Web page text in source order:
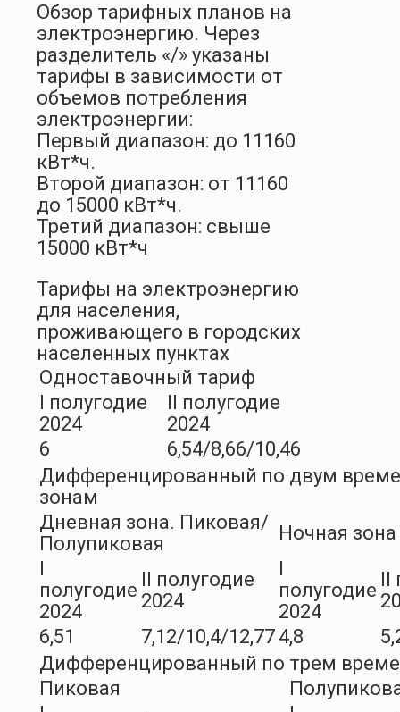
Обзор тарифных планов на
электроэнергию. Через
разделитель «/» указаны
тарифы в зависимости от
объемов потребления
электроэнергии:
Первый диапазон: до 11160
кВт*ч.
Второй диапазон: от 11160
до 15000 кВт*ч.
Третий диапазон: свыше
15000 кВт*ч
Тарифы на электроэнергию
для населения,
проживающего в городских
населенных пунктах
Одноставочный тариф
I полугодие
2024
II полугодие
2024
6
6,54/8,66/10,46
Дифференцированный по двум
зонам
Дневная зона. Пиковая/
Полупиковая
Ночная зона
полугодие
2024
II полугодие
2024
полугодие
2024
6,51
7,12/10,4/12,77 4,8
Дифференцированный по трем
Пиковая